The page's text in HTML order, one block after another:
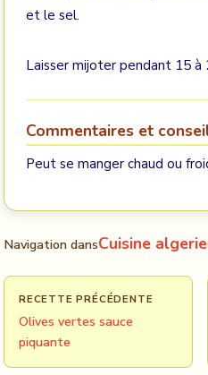
et le sel.
Laisser mijoter pendant 15 à
Commentaires et
Peut se manger chaud ou
Navigation dansCuisine
RECETTE PRÉCÉDENTE
Olives vertes sauce
piquante